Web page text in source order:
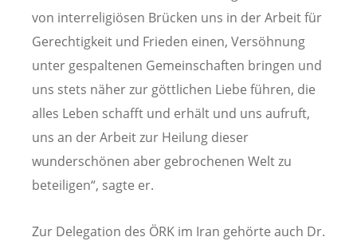
von interreligiösen Brücken uns in der Arbeit für
Gerechtigkeit und Frieden einen, Versöhnung
unter gespaltenen Gemeinschaften bringen und
uns stets näher zur göttlichen Liebe führen, die
alles Leben schafft und erhält und uns aufruft,
uns an der Arbeit zur Heilung dieser
wunderschönen aber gebrochenen Welt zu
beteiligen“, sagte er.
Zur Delegation des ÖRK im Iran gehörte auch Dr.